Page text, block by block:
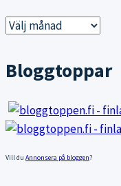
Gamla
Bloggtoppar
Vill du Annonsera på bloggen?